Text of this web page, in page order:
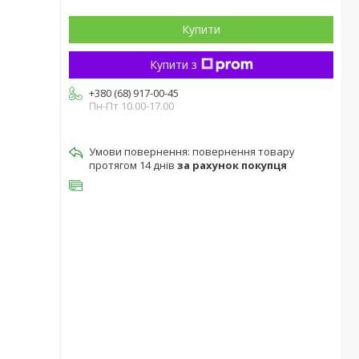
Купити
Купити з
+380 (68) 917-00-45
Пн-Пт 10.00-17.00
повернення товару
протягом 14 днів за рахунок покупця